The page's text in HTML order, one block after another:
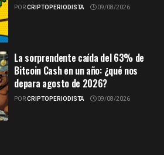
PORCRIPTOPERIODISTA 09/08/2026
La sorprendente caída del 63% de
Bitcoin Cash en un año: ¿qué nos
depara agosto de 2026?
PORCRIPTOPERIODISTA 09/08/2026